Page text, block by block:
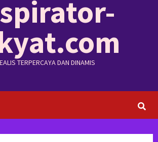
TERPERCAYA DAN DINAMIS